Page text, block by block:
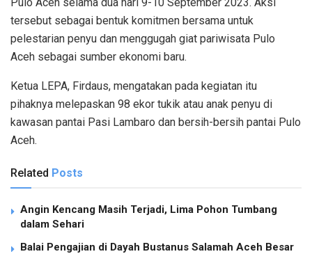
tersebut sebagai bentuk komitmen bersama untuk
pelestarian penyu dan menggugah giat pariwisata Pulo
Aceh sebagai sumber ekonomi baru.
Ketua LEPA, Firdaus, mengatakan pada kegiatan itu
pihaknya melepaskan 98 ekor tukik atau anak penyu di
kawasan pantai Pasi Lambaro dan bersih-bersih pantai Pulo
Aceh.
Related Posts
Angin Kencang Masih Terjadi, Lima Pohon Tumbang
dalam Sehari
Balai Pengajian di Dayah Bustanus Salamah Aceh Besar